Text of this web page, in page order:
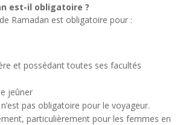
est-il obligatoire ?
Ramadan est obligatoire pour :
et possédant toutes ses facultés
jeûner
pas obligatoire pour le voyageur.
particulièrement pour les femmes en